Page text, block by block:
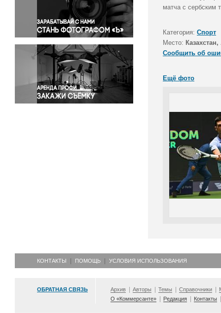
Правосудие
Происшествия и конфликты
Религия
Светская жизнь
Спорт
Экология
Экономика и бизнес
матча с сербским
Категория: Спорт
Место:
Сообщить об
Ещё фото
КОНТАКТЫ ПОМОЩЬ УСЛОВИЯ ИСПОЛЬЗОВАНИЯ
ОБРАТНАЯ СВЯЗЬ Архив Авторы Темы Справочники
О «Коммерсанте»
Редакция Контакты